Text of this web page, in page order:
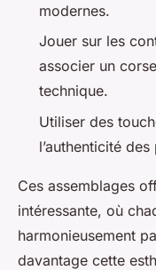
modernes.
Jouer sur les
associer un
technique.
Utiliser des
l’authenticité
Ces assemblages
intéressante, où
harmonieusement
davantage cette